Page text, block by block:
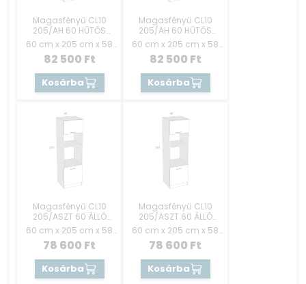
Magasfényű CL10
205/AH 60 HŰTŐS
ELEM BALOS
60 cm x 205 cm x 58
cm
82 500 Ft
Kosárba
Magasfényű CL10
205/AH 60 HŰTŐS
ELEM JOBBOS
60 cm x 205 cm x 58
cm
82 500 Ft
Kosárba
Magasfényű CL10
205/ASZT 60 ÁLLÓ
SÜTŐ ELEM AJTÓS
JOBBOS
60 cm x 205 cm x 58
cm
78 600 Ft
Kosárba
Magasfényű CL10
205/ASZT 60 ÁLLÓ
SÜTŐ ELEM AJTÓS
BALOS
60 cm x 205 cm x 58
cm
78 600 Ft
Kosárba